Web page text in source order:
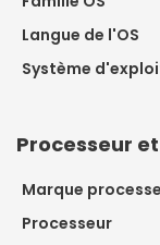
Langue de l'OS
Système
Processeur
Marque
Processeur